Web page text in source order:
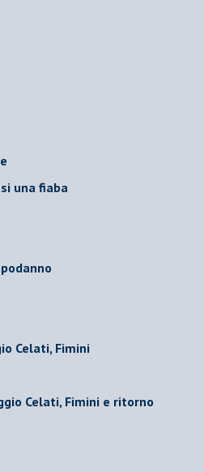
una fiaba
Celati, Fimini
Celati, Fimini e ritorno